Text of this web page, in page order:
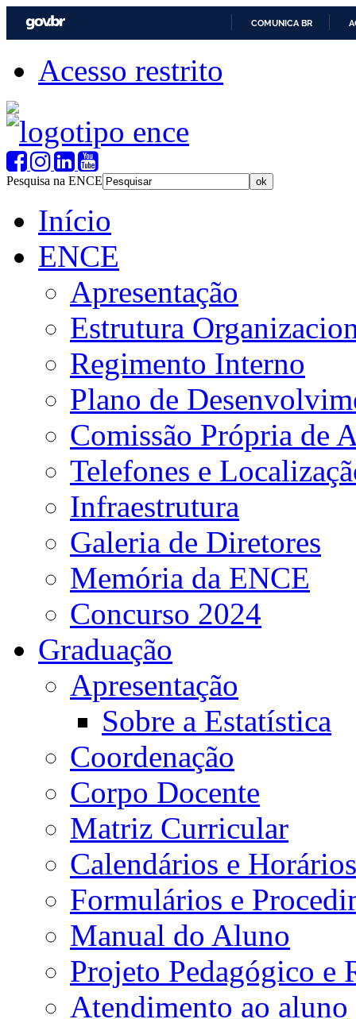
COMUNICA BR
Acesso restrito
Pesquisa na ENCE
Início
ENCE
Apresentação
Estrutura
Regimento Interno
Plano de
Comissão Própria de
Telefones e
Infraestrutura
Galeria de Diretores
Memória da ENCE
Concurso 2024
Graduação
Apresentação
Sobre a Estatística
Coordenação
Corpo Docente
Matriz Curricular
Calendários e Horários
Formulários e
Manual do Aluno
Projeto Pedagógico e
Atendimento ao aluno